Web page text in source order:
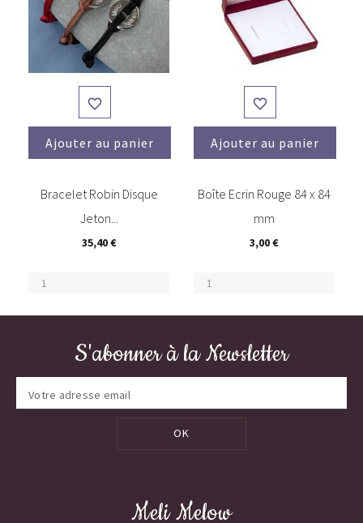

Ajouter au panier
Bracelet Robin Disque
Jeton...
35,40 €

Ajouter au panier
Boîte Ecrin Rouge 84 x 84
mm
3,00 €
S'abonner à la Newsletter
OK
Meli Melow